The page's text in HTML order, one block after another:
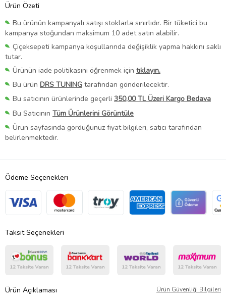
Ürün Özeti
Bu ürünün kampanyalı satışı stoklarla sınırlıdır. Bir tüketici bu
kampanya stoğundan maksimum 10 adet satın alabilir.
Çiçeksepeti kampanya koşullarında değişiklik yapma hakkını saklı
tutar.
Ürünün iade politikasını öğrenmek için tıklayın.
Bu ürün DRS TUNING tarafından gönderilecektir.
Bu satıcının ürünlerinde geçerli 350,00 TL Üzeri Kargo Bedava
Bu Satıcının Tüm Ürünlerini Görüntüle
Ürün sayfasında gördüğünüz fiyat bilgileri, satıcı tarafından
belirlenmektedir.
Ödeme Seçenekleri
Taksit Seçenekleri
Ürün Açıklaması Ürün Güvenliği Bilgileri